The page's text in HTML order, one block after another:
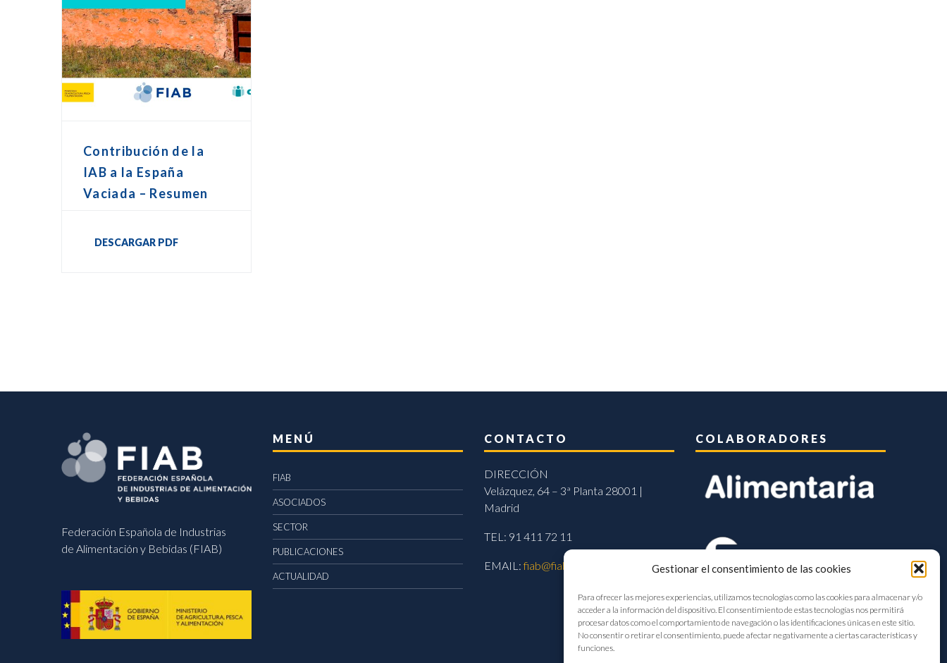
Gestionar el consentimiento de las cookies
Para ofrecer las mejores experiencias, utilizamos tecnologías como las cookies para almacenar y/o
acceder a la información del dispositivo. El consentimiento de estas tecnologías nos permitirá
procesar datos como el comportamiento de navegación o las identificaciones únicas en este sitio.
No consentir o retirar el consentimiento, puede afectar negativamente a ciertas características y
funciones.
Contribución de la
IAB a la España
Vaciada – Resumen
DESCARGAR PDF
Federación Española de Industrias
de Alimentación y Bebidas (FIAB)
MENÚ
FIAB
ASOCIADOS
SECTOR
PUBLICACIONES
ACTUALIDAD
CONTACTO
DIRECCIÓN
Velázquez, 64 – 3ª Planta 28001 |
Madrid
TEL: 91 411 72 11
EMAIL:fiab@fiab.es
COLABORADORES